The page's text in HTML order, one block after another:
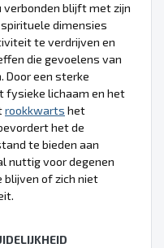
verbonden blijft met zijn
dimensies
te verdrijven en
die gevoelens van
Door een sterke
fysieke lichaam en het
rookkwarts het
het de
te bieden aan
nuttig voor degenen
blijven of zich niet